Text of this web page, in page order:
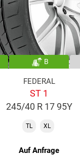
B
FEDERAL
ST 1
245/40 R 17 95Y
TL XL
Auf Anfrage